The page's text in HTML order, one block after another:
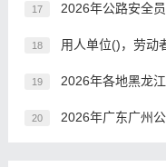
17 2026年公路安全
18 用人单位()，劳动者可
19 2026年各地黑龙
20 2026年广东广州